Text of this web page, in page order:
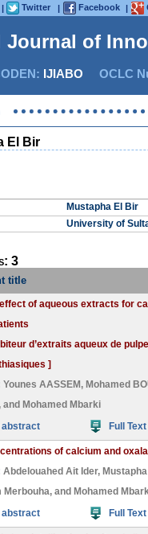
| Twitter | Facebook |
Journal of
IJIABO OCLC
El Bir
Mustapha El Bir
University of
3
title
of aqueous extracts for
d’extraits aqueux de
]
Younes AASSEM , Mohamed
, and Mohamed Mbarki
abstract
Full Text
of calcium and
Abdelouahed Ait Ider,
Merbouha, and Mohamed
abstract
Full Text